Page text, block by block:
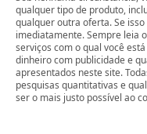
qualquer tipo de produto,
qualquer outra oferta. Se
imediatamente. Sempre leia
serviços com o qual você
dinheiro com publicidade e
apresentados neste site.
pesquisas quantitativas e
ser o mais justo possível ao